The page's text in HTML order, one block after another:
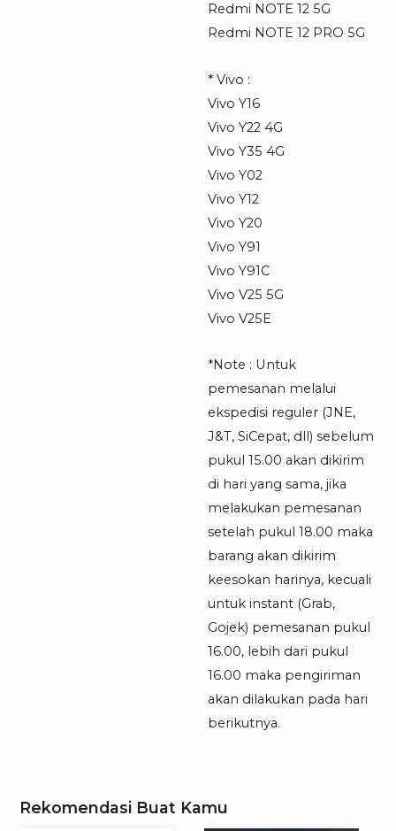
Redmi NOTE 12 5G
Redmi NOTE 12 PRO 5G
* Vivo :
Vivo Y16
Vivo Y22 4G
Vivo Y35 4G
Vivo Y02
Vivo Y12
Vivo Y20
Vivo Y91
Vivo Y91C
Vivo V25 5G
Vivo V25E
*Note : Untuk
pemesanan melalui
ekspedisi reguler (JNE,
J&T, SiCepat, dll) sebelum
pukul 15.00 akan dikirim
di hari yang sama, jika
melakukan pemesanan
setelah pukul 18.00 maka
barang akan dikirim
keesokan harinya, kecuali
untuk instant (Grab,
Gojek) pemesanan pukul
16.00, lebih dari pukul
16.00 maka pengiriman
akan dilakukan pada hari
berikutnya.
Rekomendasi Buat Kamu